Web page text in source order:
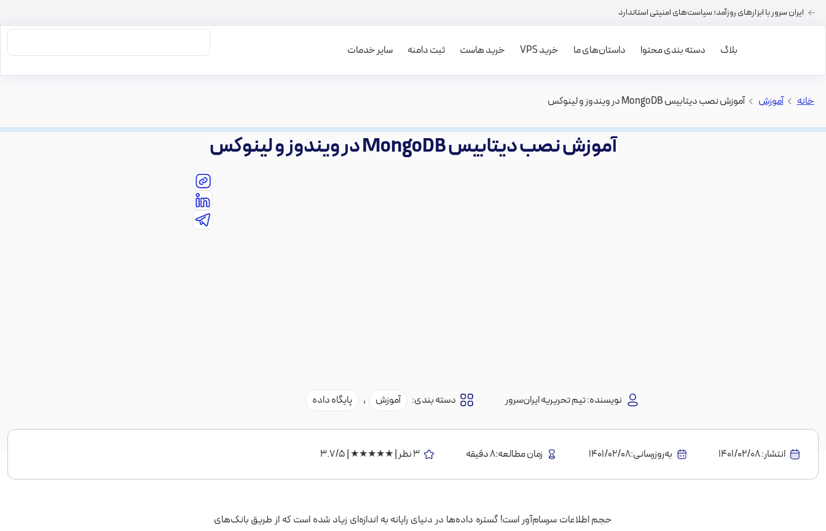
ایران سرور با ابزارهای روزآمد؛ سیاست‌های امنیتی استاندارد
بلاگ دسته بندی محتوا داستان‌های ما خرید VPS خرید هاست ثبت دامنه سایر خدمات
خانه > آموزش > آموزش نصب دیتابیس MongoDB در ویندوز و لینوکس
آموزش نصب دیتابیس MongoDB در ویندوز و لینوکس
نویسنده:تیم تحریریه ایران‌سرور دسته بندی: آموزش , پایگاه داده
انتشار:1401/02/08 به‌روز‌رسانی:۱۴۰۱/۰۲/۰۸ زمان مطالعه:8 دقیقه 3 نظر | ★★★★★ | 3.7/5
حجم اطلاعات سرسام‌آور است! گستره داده‌ها در دنیای رایانه به اندازه‌ای زیاد شده است که از طریق بانک‌های